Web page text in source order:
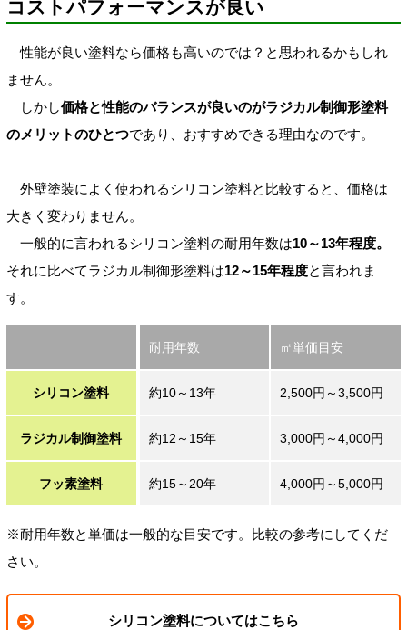
コストパフォーマンスが良い
性能が良い塗料なら価格も高いのでは？と思われるかもしれ
ません。
しかし価格と性能のバランスが良いのがラジカル制御形塗料
のメリットのひとつであり、おすすめできる理由なのです。
外壁塗装によく使われるシリコン塗料と比較すると、価格は
大きく変わりません。
一般的に言われるシリコン塗料の耐用年数は10～13年程度。
それに比べてラジカル制御形塗料は12～15年程度と言われま
す。
耐用年数 ㎡単価目安
シリコン塗料 約10～13年 2,500円～3,500円
ラジカル制御塗料 約12～15年 3,000円～4,000円
フッ素塗料 約15～20年 4,000円～5,000円
※耐用年数と単価は一般的な目安です。比較の参考にしてくだ
さい。
シリコン塗料についてはこちら